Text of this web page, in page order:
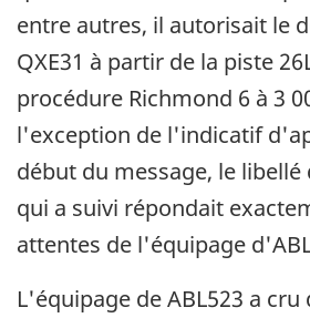
entre autres, il autorisait le
QXE31 à partir de la piste
procédure Richmond 6 à 3
l'exception de l'indicatif
début du message, le
qui a suivi répondait
attentes de l'équipage
L'équipage de ABL523 a cru